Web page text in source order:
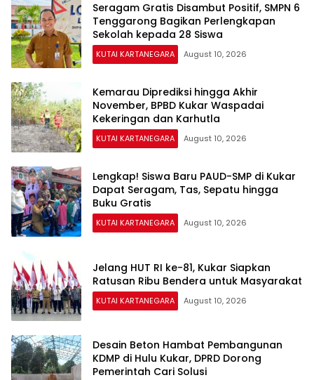
Seragam Gratis Disambut Positif, SMPN 6
Tenggarong Bagikan Perlengkapan
Sekolah kepada 28 Siswa
KUTAI KARTANEGARA August 10, 2026
Kemarau Diprediksi hingga Akhir
November, BPBD Kukar Waspadai
Kekeringan dan Karhutla
KUTAI KARTANEGARA August 10, 2026
Lengkap! Siswa Baru PAUD-SMP di Kukar
Dapat Seragam, Tas, Sepatu hingga
Buku Gratis
KUTAI KARTANEGARA August 10, 2026
Jelang HUT RI ke-81, Kukar Siapkan
Ratusan Ribu Bendera untuk Masyarakat
KUTAI KARTANEGARA August 10, 2026
Desain Beton Hambat Pembangunan
KDMP di Hulu Kukar, DPRD Dorong
Pemerintah Cari Solusi